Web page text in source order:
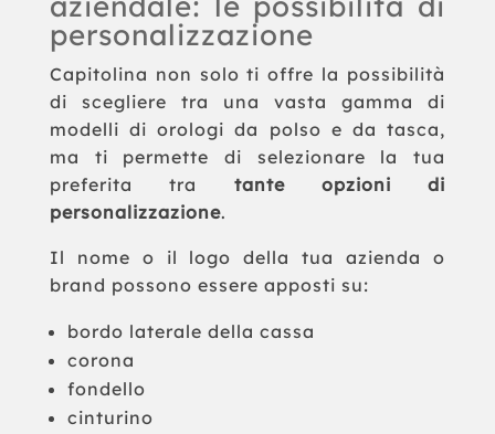
personalizzazione
Capitolina non solo ti offre la possibilità
di scegliere tra una vasta gamma di
modelli di orologi da polso e da tasca,
ma ti permette di selezionare la tua
preferita tra tante opzioni di
personalizzazione.
Il nome o il logo della tua azienda o
brand possono essere apposti su:
bordo laterale della cassa
corona
fondello
cinturino